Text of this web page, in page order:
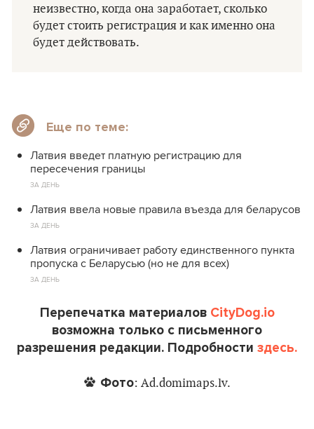
неизвестно, когда она заработает, сколько
будет стоить регистрация и как именно она
будет действовать.
Еще по теме:
Латвия введет платную регистрацию для
пересечения границы
ЗА ДЕНЬ
Латвия ввела новые правила въезда для беларусов
ЗА ДЕНЬ
Латвия ограничивает работу единственного пункта
пропуска с Беларусью (но не для всех)
ЗА ДЕНЬ
Перепечатка материалов CityDog.io
возможна только с письменного
разрешения редакции. Подробности здесь.
Фото: Ad.domimaps.lv.